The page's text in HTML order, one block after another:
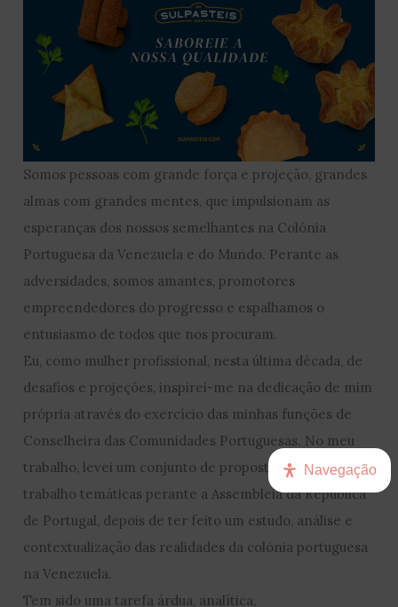
Somos pessoas com grande força e projeção, grandes
almas com grandes mentes, que impulsionam as
esperanças dos nossos semelhantes na Colónia
Portuguesa da Venezuela e do Mundo. Perante as
adversidades, somos amantes, promotores
empreendedores do progresso e espalhamos o
entusiasmo de todos que nos procuram.
Eu, como mulher profissional, nesta última década, de
desafios e projeções, inspirei-me na dedicação de mim
própria através do exercício das minhas funções de
Conselheira das Comunidades Portuguesas. No meu
trabalho, levei um conjunto de propostas às mesas de
trabalho temáticas perante a Assembleia da República
de Portugal, depois de ter feito um estudo, análise e
contextualização das realidades da colónia portuguesa
na Venezuela.
Tem sido uma tarefa árdua, analítica,
Navegação